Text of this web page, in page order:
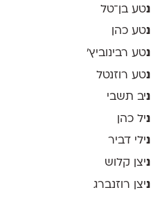
נטע בן־טל
נטע כהן
נטע רבינוביץ׳
נטע רוזנטל
ניב תשבי
ניל כהן
נילי דביר
ניצן קלוש
ניצן רוזנברג